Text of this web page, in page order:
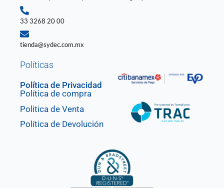
33 3268 20 00
tienda@sydec.com.mx
Políticas
Política de Privacidad
Política de compra
Politica de Venta
Política de Devolución